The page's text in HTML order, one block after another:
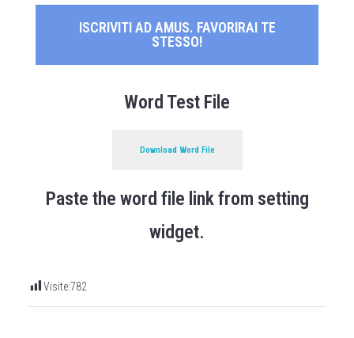
ISCRIVITI AD AMUS. FAVORIRAI TE
STESSO!
Word Test File
Download Word File
Paste the word file link from setting
widget.
Visite:782